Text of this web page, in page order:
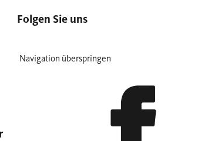
Folgen Sie uns
Navigation überspringen